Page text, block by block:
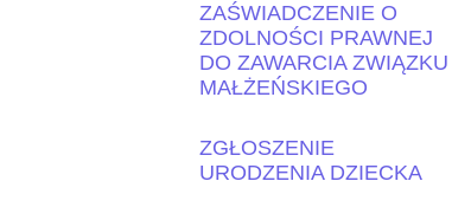
ZAŚWIADCZENIE O
ZDOLNOŚCI PRAWNEJ
DO ZAWARCIA ZWIĄZKU
MAŁŻEŃSKIEGO
ZGŁOSZENIE
URODZENIA DZIECKA